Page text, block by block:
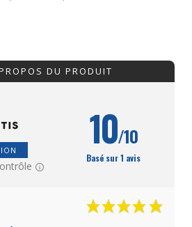
DU PRODUIT
10/10
Basé sur 1 avis